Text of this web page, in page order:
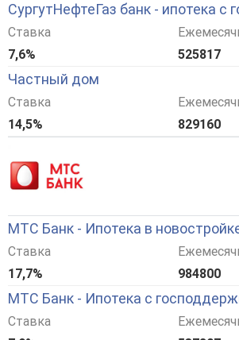
СургутНефтеГаз банк - ипотека с
Ставка
7,6%
525817
Частный дом
Ставка
14,5%
829160
МТС Банк - Ипотека в
Ставка
17,7%
984800
МТС Банк - Ипотека с
Ставка